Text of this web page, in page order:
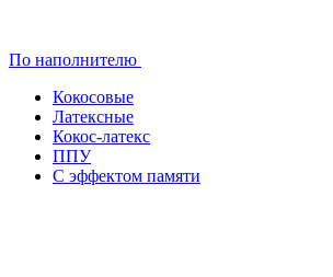
По наполнителю
Кокосовые
Латексные
Кокос-латекс
ППУ
С эффектом памяти